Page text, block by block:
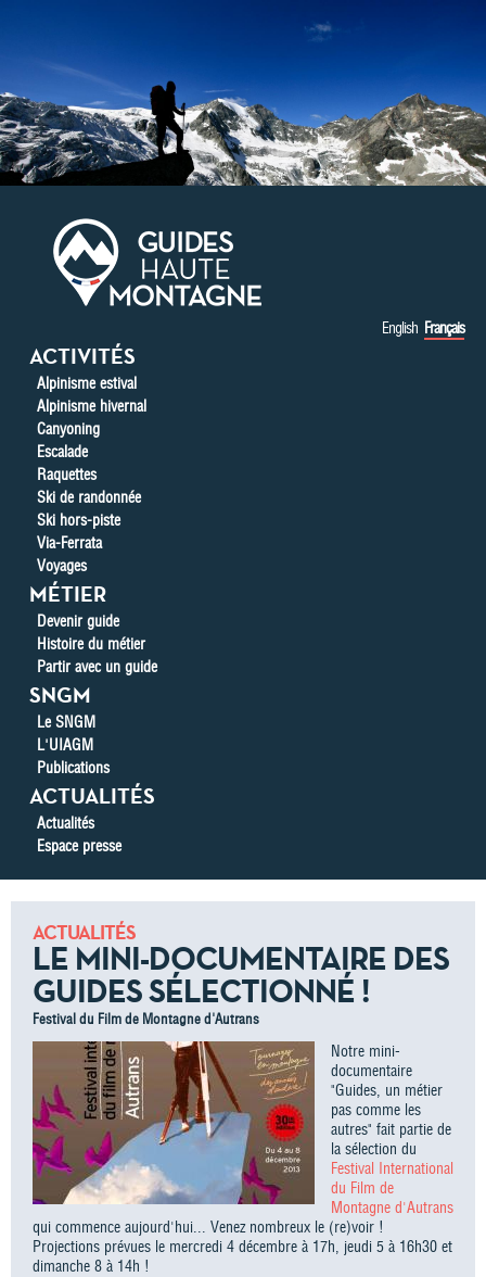
English Français
ACTIVITÉS
Alpinisme estival
Alpinisme hivernal
Canyoning
Escalade
Raquettes
Ski de randonnée
Ski hors-piste
Via-Ferrata
Voyages
MÉTIER
Devenir guide
Histoire du métier
Partir avec un guide
SNGM
Le SNGM
L'UIAGM
Publications
ACTUALITÉS
Actualités
Espace presse
ACTUALITÉS
LE MINI-DOCUMENTAIRE DES
GUIDES SÉLECTIONNÉ !
Festival du Film de Montagne d'Autrans
Notre mini-
documentaire
"Guides, un métier
pas comme les
autres" fait partie de
la sélection du
Festival International
du Film de
Montagne d'Autrans
qui commence aujourd'hui... Venez nombreux le (re)voir !
Projections prévues le mercredi 4 décembre à 17h, jeudi 5 à 16h30 et
dimanche 8 à 14h !